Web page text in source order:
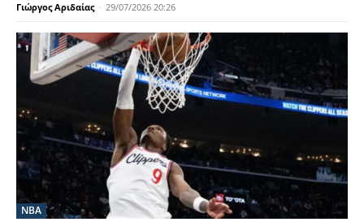
Γιώργος Αριδαίας - 29/07/2026 20:26
NBA